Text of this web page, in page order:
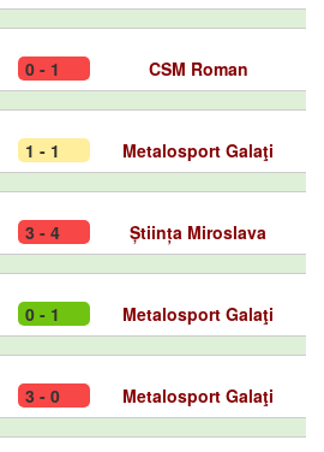
0 - 1 CSM Roman
1 - 1 Metalosport Galaţi
3 - 4 Știința Miroslava
0 - 1 Metalosport Galaţi
3 - 0 Metalosport Galaţi